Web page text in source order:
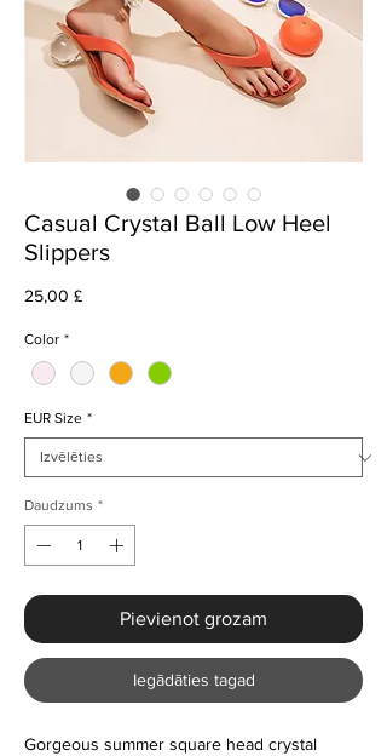
Casual Crystal Ball Low Heel
Slippers
25,00 £Cena
Color *
EUR Size *
Daudzums *
Pievienot grozam
Iegādāties tagad
Gorgeous summer square head crystal